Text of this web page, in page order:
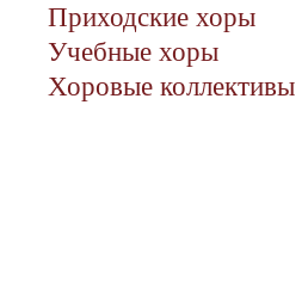
Приходские хоры
Учебные хоры
Хоровые коллективы